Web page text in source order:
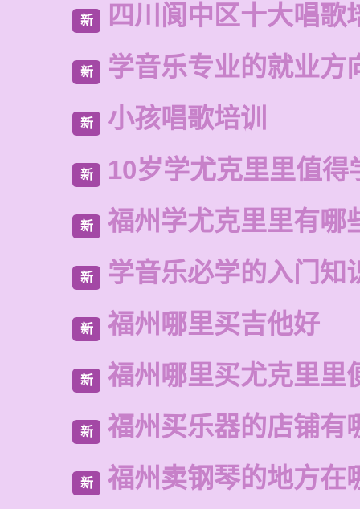
新 四川阆中区十大唱歌
新 学音乐专业的就业方
新 小孩唱歌培训
新 10岁学尤克里里值得
新 福州学尤克里里有哪
新 学音乐必学的入门知
新 福州哪里买吉他好
新 福州哪里买尤克里里
新 福州买乐器的店铺有
新 福州卖钢琴的地方在